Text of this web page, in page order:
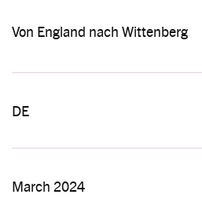
Von England nach Wittenberg
DE
March 2024